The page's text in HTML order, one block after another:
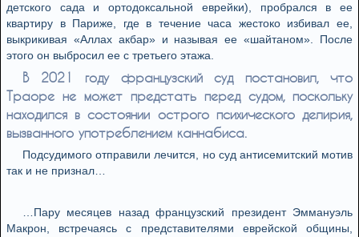
детского сада и ортодоксальной еврейки), пробрался в ее
квартиру в Париже, где в течение часа жестоко избивал ее,
выкрикивая «Аллах акбар» и называя ее «шайтаном». После
этого он выбросил ее с третьего этажа.
В 2021 году французский суд постановил, что
Траоре не может предстать перед судом, поскольку
находился в состоянии острого психического делирия,
вызванного употреблением каннабиса.
Подсудимого отправили лечится, но суд антисемитский мотив
так и не признал…
…Пару месяцев назад французский президент Эммануэль
Макрон, встречаясь с представителями еврейской общины,